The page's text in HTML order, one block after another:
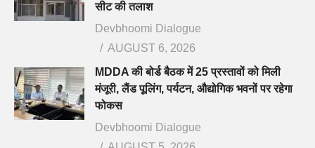
सीट की तलाश
Devbhoomi Dialogue
AUGUST 6, 2026
MDDA की बोर्ड बैठक में 25 प्रस्तावों को मिली
मंजूरी, लैंड पूलिंग, पर्यटन, औद्योगिक भवनों पर रहेगा
फोकस
Devbhoomi Dialogue